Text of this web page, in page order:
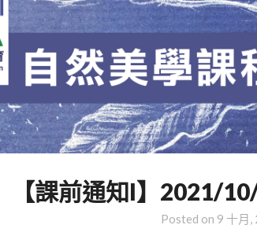
【課前通知I】2021/
Posted on 9 十月,